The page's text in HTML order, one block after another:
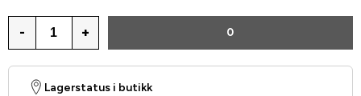
- + 0
Lagerstatus i butikk